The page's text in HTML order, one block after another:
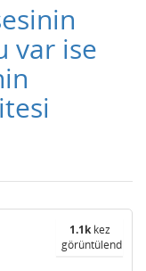
var ise
1.1kkez
görüntülendi